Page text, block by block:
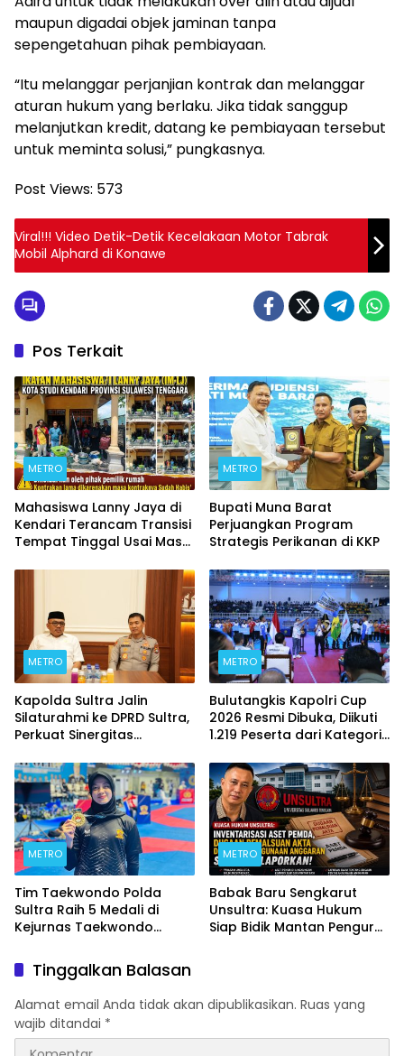
maupun digadai objek jaminan tanpa
sepengetahuan pihak pembiayaan.
“Itu melanggar perjanjian kontrak dan melanggar
aturan hukum yang berlaku. Jika tidak sanggup
melanjutkan kredit, datang ke pembiayaan tersebut
untuk meminta solusi,” pungkasnya.
Post Views: 573
Viral!!! Video Detik-Detik Kecelakaan Motor Tabrak
Mobil Alphard di Konawe
Pos Terkait
METRO
Mahasiswa Lanny Jaya di
Kendari Terancam Transisi
Tempat Tinggal Usai Masa
METRO
Bupati Muna Barat
Perjuangkan Program
Strategis Perikanan di KKP
METRO
Kapolda Sultra Jalin
Silaturahmi ke DPRD Sultra,
Perkuat Sinergitas
Kemajuan Daerah
METRO
Bulutangkis Kapolri Cup
2026 Resmi Dibuka, Diikuti
1.219 Peserta dari Kategori
METRO
Tim Taekwondo Polda
Sultra Raih 5 Medali di
Kejurnas Taekwondo
METRO
Babak Baru Sengkarut
Unsultra: Kuasa Hukum
Siap Bidik Mantan Pengurus
Tinggalkan Balasan
Alamat email Anda tidak akan dipublikasikan. Ruas yang
wajib ditandai *